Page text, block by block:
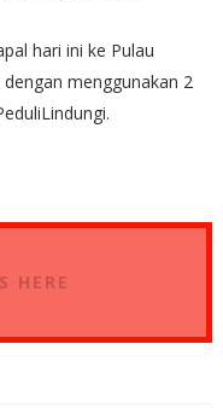
hari ini ke Pulau
menggunakan 2
HERE